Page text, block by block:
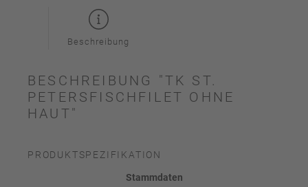
Beschreibung
BESCHREIBUNG "TK ST.
PETERSFISCHFILET OHNE
HAUT"
PRODUKTSPEZIFIKATION
Stammdaten